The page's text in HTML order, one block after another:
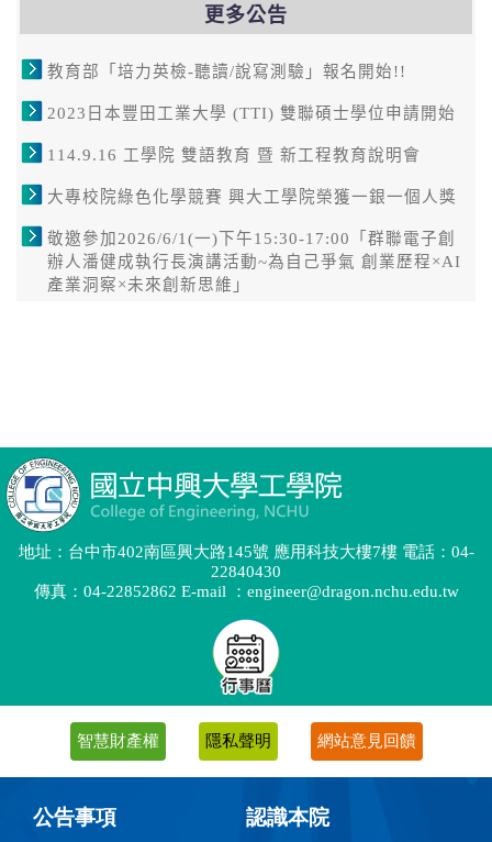
地址：台中市402南區興大路145號 應用科技大樓7樓 電話：04-
22840430
傳真：04-22852862 E-mail ：engineer@dragon.nchu.edu.tw
智慧財產權 隱私聲明 網站意見回饋
公告事項 認識本院